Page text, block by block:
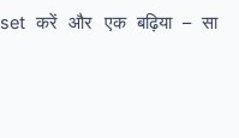
करें और एक बढ़िया – सा